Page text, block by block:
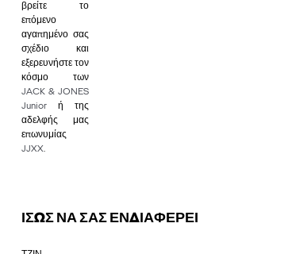
βρείτε το
επόμενο
αγαπημένο σας
σχέδιο και
εξερευνήστε τον
κόσμο των
JACK & JONES
Junior ή της
αδελφής μας
επωνυμίας
JJXX.
ΙΣΩΣ ΝΑ ΣΑΣ ΕΝΔΙΑΦΕΡΕΙ